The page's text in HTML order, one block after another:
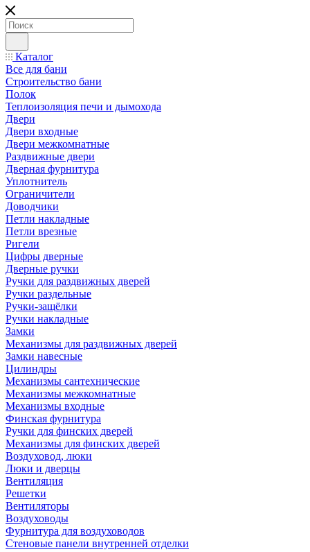
Каталог
Все для бани
Строительство бани
Полок
Теплоизоляция печи и дымохода
Двери
Двери входные
Двери межкомнатные
Раздвижные двери
Дверная фурнитура
Уплотнитель
Ограничители
Доводчики
Петли накладные
Петли врезные
Ригели
Цифры дверные
Дверные ручки
Ручки для раздвижных дверей
Ручки раздельные
Ручки-защёлки
Ручки накладные
Замки
Механизмы для раздвижных дверей
Замки навесные
Цилиндры
Механизмы сантехнические
Механизмы межкомнатные
Механизмы входные
Финская фурнитура
Ручки для финских дверей
Механизмы для финских дверей
Воздуховод, люки
Люки и дверцы
Вентиляция
Решетки
Вентиляторы
Воздуховоды
Фурнитура для воздуховодов
Стеновые панели внутренней отделки